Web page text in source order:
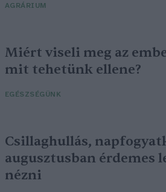
AGRÁRIUM
Miért viseli meg az
mit tehetünk ellene?
EGÉSZSÉGÜNK
Csillaghullás,
augusztusban érdemes
nézni